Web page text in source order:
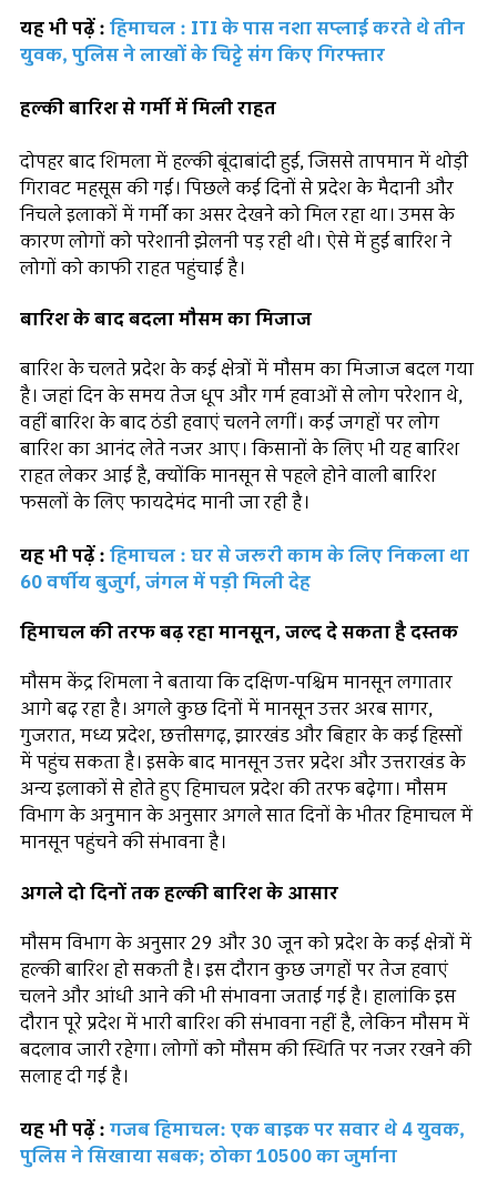
यह भी पढ़ें : हिमाचल : ITI के पास नशा सप्लाई करते थे तीन
युवक, पुलिस ने लाखों के चिट्टे संग किए गिरफ्तार
हल्की बारिश से गर्मी में मिली राहत
दोपहर बाद शिमला में हल्की बूंदाबांदी हुई, जिससे तापमान में थोड़ी
गिरावट महसूस की गई। पिछले कई दिनों से प्रदेश के मैदानी और
निचले इलाकों में गर्मी का असर देखने को मिल रहा था। उमस के
कारण लोगों को परेशानी झेलनी पड़ रही थी। ऐसे में हुई बारिश ने
लोगों को काफी राहत पहुंचाई है।
बारिश के बाद बदला मौसम का मिजाज
बारिश के चलते प्रदेश के कई क्षेत्रों में मौसम का मिजाज बदल गया
है। जहां दिन के समय तेज धूप और गर्म हवाओं से लोग परेशान थे,
वहीं बारिश के बाद ठंडी हवाएं चलने लगीं। कई जगहों पर लोग
बारिश का आनंद लेते नजर आए। किसानों के लिए भी यह बारिश
राहत लेकर आई है, क्योंकि मानसून से पहले होने वाली बारिश
फसलों के लिए फायदेमंद मानी जा रही है।
यह भी पढ़ें : हिमाचल : घर से जरूरी काम के लिए निकला था
60 वर्षीय बुजुर्ग, जंगल में पड़ी मिली देह
हिमाचल की तरफ बढ़ रहा मानसून, जल्द दे सकता है दस्तक
मौसम केंद्र शिमला ने बताया कि दक्षिण-पश्चिम मानसून लगातार
आगे बढ़ रहा है। अगले कुछ दिनों में मानसून उत्तर अरब सागर,
गुजरात, मध्य प्रदेश, छत्तीसगढ़, झारखंड और बिहार के कई हिस्सों
में पहुंच सकता है। इसके बाद मानसून उत्तर प्रदेश और उत्तराखंड के
अन्य इलाकों से होते हुए हिमाचल प्रदेश की तरफ बढ़ेगा। मौसम
विभाग के अनुमान के अनुसार अगले सात दिनों के भीतर हिमाचल में
मानसून पहुंचने की संभावना है।
अगले दो दिनों तक हल्की बारिश के आसार
मौसम विभाग के अनुसार 29 और 30 जून को प्रदेश के कई क्षेत्रों में
हल्की बारिश हो सकती है। इस दौरान कुछ जगहों पर तेज हवाएं
चलने और आंधी आने की भी संभावना जताई गई है। हालांकि इस
दौरान पूरे प्रदेश में भारी बारिश की संभावना नहीं है, लेकिन मौसम में
बदलाव जारी रहेगा। लोगों को मौसम की स्थिति पर नजर रखने की
सलाह दी गई है।
यह भी पढ़ें : गजब हिमाचल: एक बाइक पर सवार थे 4 युवक,
पुलिस ने सिखाया सबक; ठोका 10500 का जुर्माना